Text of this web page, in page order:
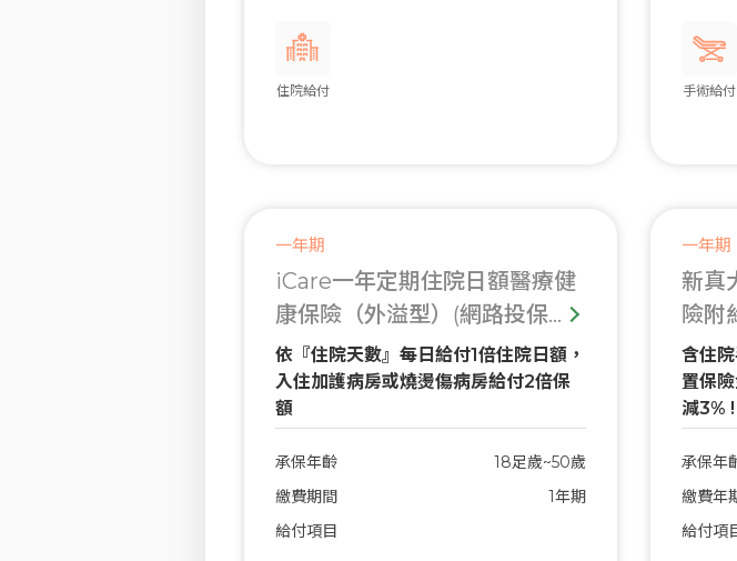
住院給付 手術給付
一年期
iCare一年定期住院日額醫療健
康保險（外溢型）(網路投保...
依『住院天數』每日給付1倍住院日額，
入住加護病房或燒燙傷病房給付2倍保
額
承保年齡
18足歲~50歲
繳費期間
1年期
給付項目
一年期
新真
險附
含住
置保
減3% !
承保年
繳費年
給付項